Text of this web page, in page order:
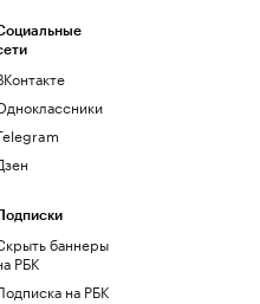
баннеры
РБК
на РБК